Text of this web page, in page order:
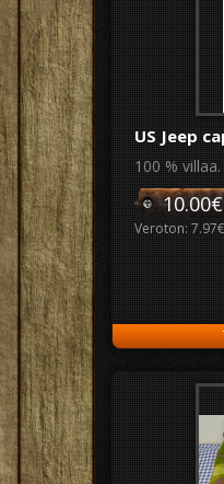
US Jeep
100 %
10.00€
Veroton: 7.97€